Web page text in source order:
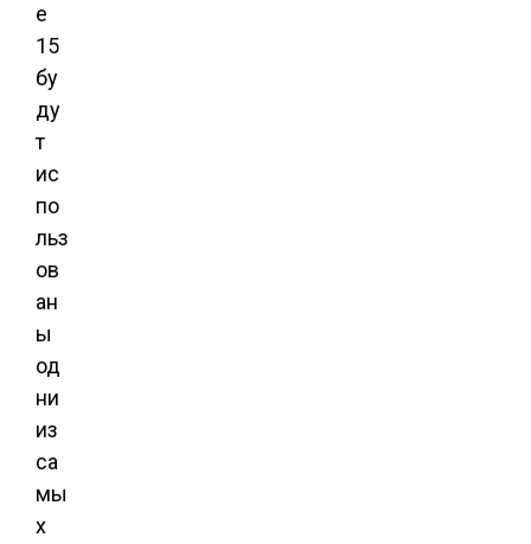
e
15
бу
ду
т
ис
по
льз
ов
ан
ы
од
ни
из
са
мы
х